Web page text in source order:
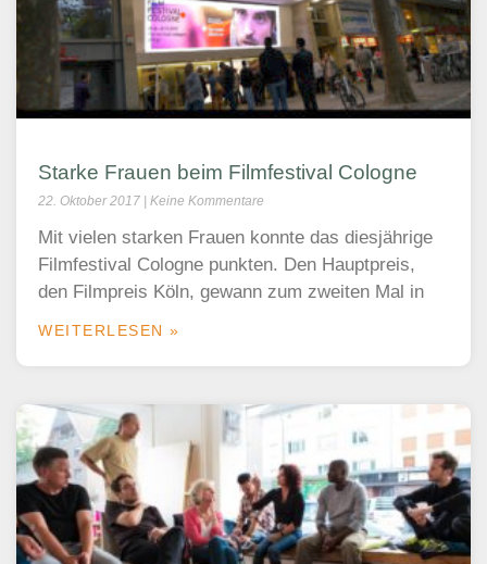
Starke Frauen beim Filmfestival Cologne
22. Oktober 2017 Keine Kommentare
Mit vielen starken Frauen konnte das diesjährige
Filmfestival Cologne punkten. Den Hauptpreis,
den Filmpreis Köln, gewann zum zweiten Mal in
WEITERLESEN »